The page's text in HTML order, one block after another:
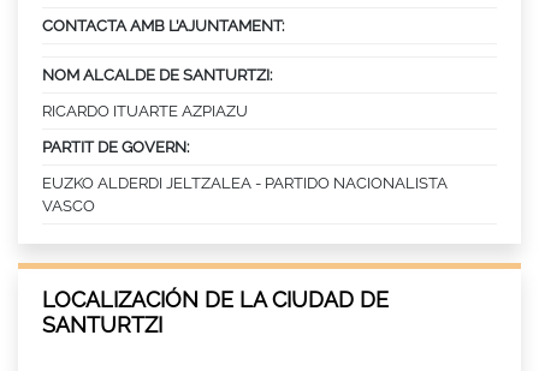
CONTACTA AMB L’AJUNTAMENT:
NOM ALCALDE DE SANTURTZI:
RICARDO ITUARTE AZPIAZU
PARTIT DE GOVERN:
EUZKO ALDERDI JELTZALEA - PARTIDO NACIONALISTA
VASCO
LOCALIZACIÓN DE LA CIUDAD DE
SANTURTZI